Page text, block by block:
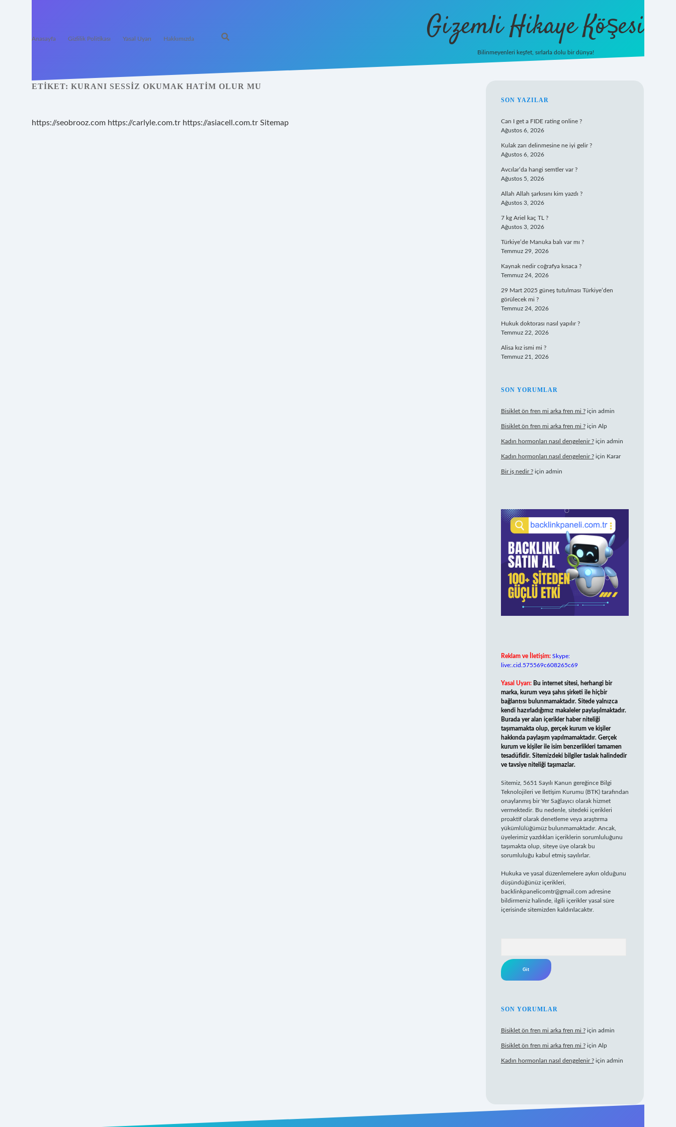
Anasayfa Gizlilik Politikası Yasal Uyarı Hakkımızda Gizemli Hikaye Köşesi
Bilinmeyenleri keşfet, sırlarla dolu bir dünya!
ETIKET: KURANI SESSIZ OKUMAK HATIM OLUR MU
https://seobrooz.com https://carlyle.com.tr https://asiacell.com.tr Sitemap
SIDEBAR
SON YAZILAR
Can I get a FIDE rating online ?
Ağustos 6, 2026
Kulak zarı delinmesine ne iyi gelir ?
Ağustos 6, 2026
Avcılar’da hangi semtler var ?
Ağustos 5, 2026
Allah Allah şarkısını kim yazdı ?
Ağustos 3, 2026
7 kg Ariel kaç TL ?
Ağustos 3, 2026
Türkiye’de Manuka balı var mı ?
Temmuz 29, 2026
Kaynak nedir coğrafya kısaca ?
Temmuz 24, 2026
29 Mart 2025 güneş tutulması Türkiye’den
görülecek mi ?
Temmuz 24, 2026
Hukuk doktorası nasıl yapılır ?
Temmuz 22, 2026
Alisa kız ismi mi ?
Temmuz 21, 2026
SON YORUMLAR
Bisiklet ön fren mi arka fren mi ?için admin
Bisiklet ön fren mi arka fren mi ?için Alp
Kadın hormonları nasıl dengelenir ?için admin
Kadın hormonları nasıl dengelenir ?için Karar
Bir iş nedir ?için admin
Reklam ve İletişim: Skype:
live:.cid.575569c608265c69
Yasal Uyarı: Bu internet sitesi, herhangi bir
marka, kurum veya şahıs şirketi ile hiçbir
bağlantısı bulunmamaktadır. Sitede yalnızca
kendi hazırladığımız makaleler paylaşılmaktadır.
Burada yer alan içerikler haber niteliği
taşımamakta olup, gerçek kurum ve kişiler
hakkında paylaşım yapılmamaktadır. Gerçek
kurum ve kişiler ile isim benzerlikleri tamamen
tesadüfidir. Sitemizdeki bilgiler taslak halindedir
ve tavsiye niteliği taşımazlar.
Sitemiz, 5651 Sayılı Kanun gereğince Bilgi
Teknolojileri ve İletişim Kurumu (BTK) tarafından
onaylanmış bir Yer Sağlayıcı olarak hizmet
vermektedir. Bu nedenle, sitedeki içerikleri
proaktif olarak denetleme veya araştırma
yükümlülüğümüz bulunmamaktadır. Ancak,
üyelerimiz yazdıkları içeriklerin sorumluluğunu
taşımakta olup, siteye üye olarak bu
sorumluluğu kabul etmiş sayılırlar.
Hukuka ve yasal düzenlemelere aykırı olduğunu
düşündüğünüz içerikleri,
backlinkpanelicomtr@gmail.com adresine
bildirmeniz halinde, ilgili içerikler yasal süre
içerisinde sitemizden kaldırılacaktır.
SON YORUMLAR
Bisiklet ön fren mi arka fren mi ?için admin
Bisiklet ön fren mi arka fren mi ?için Alp
Kadın hormonları nasıl dengelenir ?için admin